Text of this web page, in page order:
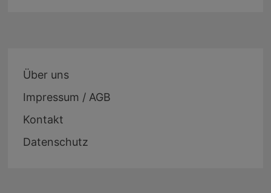
Über uns
Impressum / AGB
Kontakt
Datenschutz